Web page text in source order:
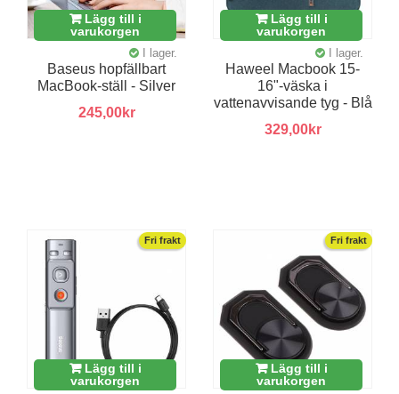
Lägg till i
varukorgen
I lager.
Baseus hopfällbart
MacBook-ställ - Silver
245,00kr
Lägg till i
varukorgen
I lager.
Haweel Macbook 15-
16"-väska i
vattenavvisande tyg - Blå
329,00kr
Fri frakt
Lägg till i
varukorgen
Fri frakt
Lägg till i
varukorgen